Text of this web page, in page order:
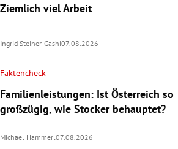
Ziemlich viel Arbeit
Ingrid Steiner-Gashi07.08.2026
Faktencheck
Familienleistungen: Ist Österreich so
großzügig, wie Stocker behauptet?
Michael Hammerl07.08.2026